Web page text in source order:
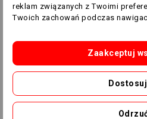
Wiele rozmiarów
Koszulka Macron Polis
89,00 zł
reklam związanych z Twoimi
Twoich zachowań podczas
Dostosuj
Zaakceptuj